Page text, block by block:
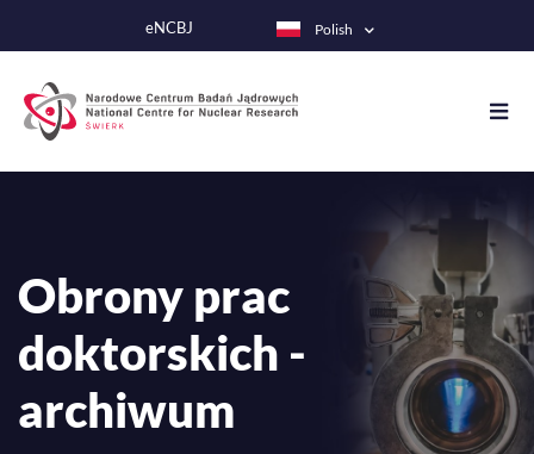
do
eNCBJ Polish
Obrony prac
doktorskich -
archiwum